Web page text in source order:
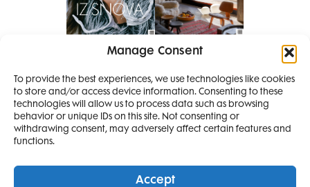
Manage Consent
To provide the best experiences, we use technologies like cookies
to store and/or access device information. Consenting to these
technologies will allow us to process data such as browsing
behavior or unique IDs on this site. Not consenting or
withdrawing consent, may adversely affect certain features and
functions.
Accept
Pretplati se na časopis
PRETPLATITE SE
SMANJI
4 IZDANJA
I 2 IZDANJA ELLE